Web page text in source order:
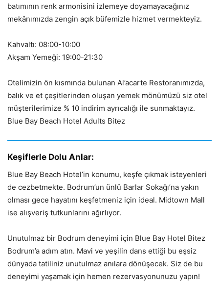
batımının renk armonisini izlemeye doyamayacağınız
mekânımızda zengin açık büfemizle hizmet vermekteyiz.
Kahvaltı: 08:00-10:00
Akşam Yemeği: 19:00-21:30
Otelimizin ön kısmında bulunan Al’acarte Restoranımızda,
balık ve et çeşitlerinden oluşan yemek mönümüzü siz otel
müşterilerimize % 10 indirim ayrıcalığı ile sunmaktayız.
Blue Bay Beach Hotel Adults Bitez
Keşiflerle Dolu Anlar:
Blue Bay Beach Hotel’in konumu, keşfe çıkmak isteyenleri
de cezbetmekte. Bodrum’un ünlü Barlar Sokağı’na yakın
olması gece hayatını keşfetmeniz için ideal. Midtown Mall
ise alışveriş tutkunlarını ağırlıyor.
Unutulmaz bir Bodrum deneyimi için Blue Bay Hotel Bitez
Bodrum’a adım atın. Mavi ve yeşilin dans ettiği bu eşsiz
dünyada tatiliniz unutulmaz anılara dönüşecek. Siz de bu
deneyimi yaşamak için hemen rezervasyonunuzu yapın!